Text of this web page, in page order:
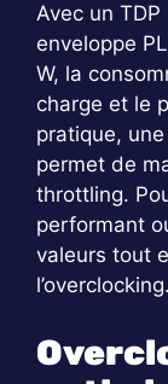
Avec un
enveloppe
W, la
charge et le
pratique,
permet de
throttling.
performant
valeurs tout
l’overclocking.